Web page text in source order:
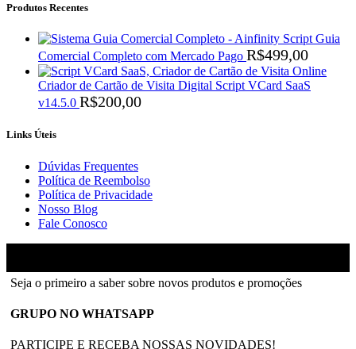
Produtos Recentes
Script Guia
Comercial Completo com Mercado Pago R$499,00
Criador de Cartão de Visita Digital Script VCard SaaS
v14.5.0 R$200,00
Links Úteis
Dúvidas Frequentes
Política de Reembolso
Política de Privacidade
Nosso Blog
Fale Conosco
Seja o primeiro a saber sobre novos produtos e promoções
GRUPO NO WHATSAPP
PARTICIPE E RECEBA NOSSAS NOVIDADES!